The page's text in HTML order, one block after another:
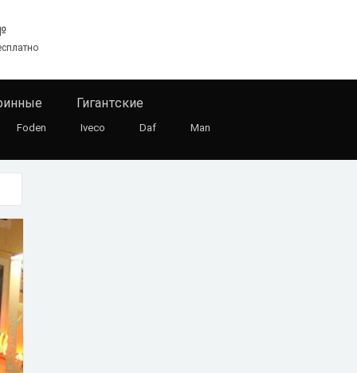
Гигантские
Foden Iveco Daf Man